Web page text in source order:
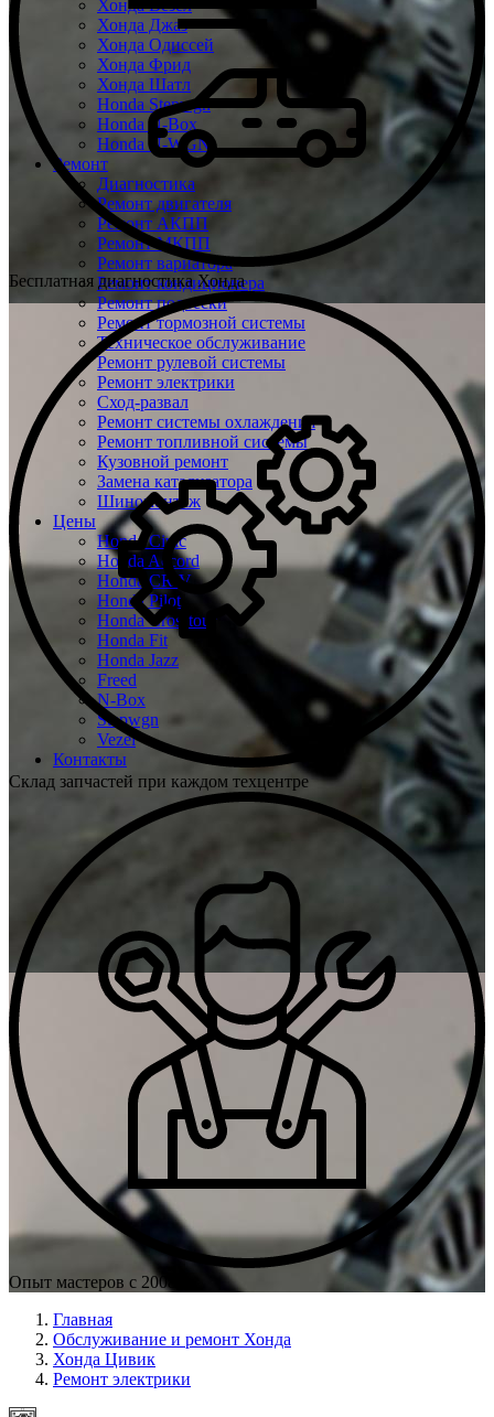
Хонда Везел
Хонда Джаз
Хонда Одиссей
Хонда Фрид
Хонда Шатл
Honda Stepwgn
Honda N-Box
Honda N-WGN
Ремонт
Диагностика
Ремонт двигателя
Ремонт АКПП
Ремонт МКПП
Ремонт вариатора
Ремонт кондиционера
Ремонт подвески
Ремонт тормозной системы
Техническое обслуживание
Ремонт рулевой системы
Ремонт электрики
Сход-развал
Ремонт системы охлаждения
Ремонт топливной системы
Кузовной ремонт
Замена катализатора
Шиномонтаж
Цены
Honda Civic
Honda Accord
Honda CR-V
Honda Pilot
Honda Crosstour
Honda Fit
Honda Jazz
Freed
N-Box
Stepwgn
Vezel
Контакты
Бесплатная диагностика Хонда
Склад запчастей при каждом техцентре
Опыт мастеров с 2008 г.
Главная
Обслуживание и ремонт Хонда
Хонда Цивик
Ремонт электрики